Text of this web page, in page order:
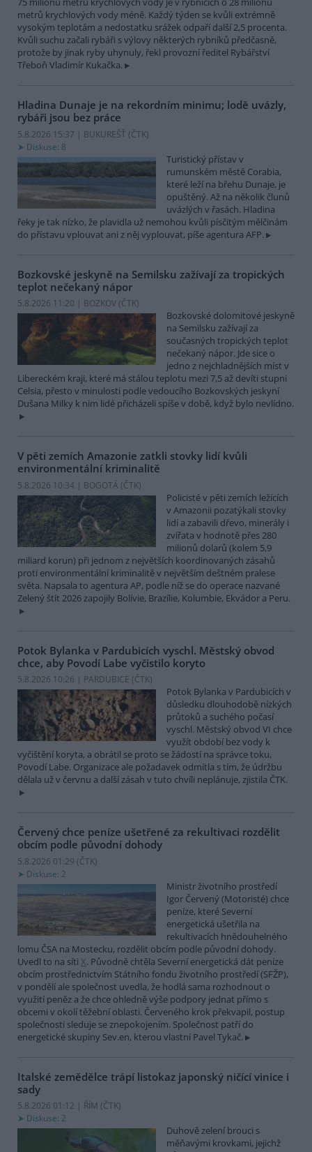
metrů krychlových vody méně. Každý týden se kvůli extrémně
vysokým teplotám a nedostatku srážek odpaří další 2,5 procenta.
Kvůli suchu začali rybáři s výlovy některých rybníků předčasně,
protože by jinak ryby uhynuly, řekl provozní ředitel Rybářství
Třeboň Vladimír Kukačka.
Hladina Dunaje je na rekordním minimu; lodě uvázly,
rybáři jsou bez práce
5.8.2026 15:37 | BUKUREŠŤ (ČTK)
Diskuse: 8
Turistický přístav v
rumunském městě Corabia,
které leží na břehu Dunaje, je
opuštěný. Až na několik člunů
uvázlých v řasách. Hladina
řeky je tak nízko, že plavidla už nemohou kvůli písčitým mělčinám
do přístavu vplouvat ani z něj vyplouvat, píše agentura AFP.
Bozkovské jeskyně na Semilsku zažívají za tropických
teplot nečekaný nápor
5.8.2026 11:20 | BOZKOV (ČTK)
Bozkovské dolomitové jeskyně
na Semilsku zažívají za
současných tropických teplot
nečekaný nápor. Jde sice o
jedno z nejchladnějších míst v
Libereckém kraji, které má stálou teplotu mezi 7,5 až devíti stupni
Celsia, přesto v minulosti podle vedoucího Bozkovských jeskyní
Dušana Milky k nim lidé přicházeli spíše v době, když bylo nevlídno.
V pěti zemích Amazonie zatkli stovky lidí kvůli
environmentální kriminalitě
5.8.2026 10:34 | BOGOTÁ (ČTK)
Policisté v pěti zemích ležících
v Amazonii pozatýkali stovky
lidí a zabavili dřevo, minerály i
zvířata v hodnotě přes 280
milionů dolarů (kolem 5,9
miliard korun) při jednom z největších koordinovaných zásahů
proti environmentální kriminalitě v největším deštném pralese
světa. Napsala to agentura AP, podle níž se do operace nazvané
Zelený štít 2026 zapojily Bolívie, Brazílie, Kolumbie, Ekvádor a Peru.
Potok Bylanka v Pardubicích vyschl. Městský obvod
chce, aby Povodí Labe vyčistilo koryto
5.8.2026 10:26 | PARDUBICE (ČTK)
Potok Bylanka v Pardubicích v
důsledku dlouhodobě nízkých
průtoků a suchého počasí
vyschl. Městský obvod VI chce
využít období bez vody k
vyčištění koryta, a obrátil se proto se žádostí na správce toku,
Povodí Labe. Organizace ale požadavek odmítla s tím, že údržbu
dělala už v červnu a další zásah v tuto chvíli neplánuje, zjistila ČTK.
Červený chce peníze ušetřené za rekultivaci rozdělit
obcím podle původní dohody
5.8.2026 01:29 (ČTK)
Diskuse: 2
Ministr životního prostředí
Igor Červený (Motoristé) chce
peníze, které Severní
energetická ušetřila na
rekultivacích hnědouhelného
lomu ČSA na Mostecku, rozdělit obcím podle původní dohody.
Uvedl to na síti X. Původně chtěla Severní energetická dát peníze
obcím prostřednictvím Státního fondu životního prostředí (SFŽP),
v pondělí ale společnost uvedla, že hodlá sama rozhodnout o
využití peněz a že chce ohledně výše podpory jednat přímo s
obcemi v okolí těžební oblasti. Červeného krok překvapil, postup
společnosti sleduje se znepokojením. Společnost patří do
energetické skupiny Sev.en, kterou vlastní Pavel Tykač.
Italské zemědělce trápí listokaz japonský ničící vinice i
sady
5.8.2026 01:12 | ŘÍM (ČTK)
Diskuse: 2
Duhově zelení brouci s
měňavými krovkami, jejichž